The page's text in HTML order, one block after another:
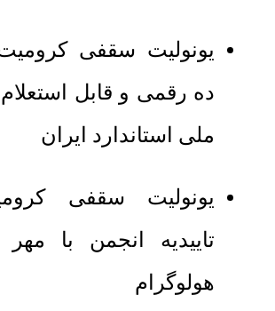
یونولیت سقفی
ده رقمی و قابل
ملی استاندارد ایران
یونولیت سقفی
تاییدیه انجمن با
هولوگرام